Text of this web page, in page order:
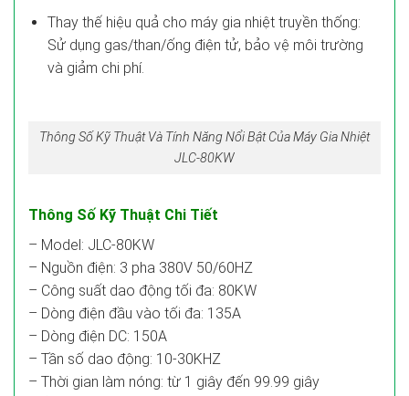
Thay thế hiệu quả cho máy gia nhiệt truyền thống:
Sử dụng gas/than/ống điện tử, bảo vệ môi trường
và giảm chi phí.
Thông Số Kỹ Thuật Và Tính Năng Nổi Bật Của Máy Gia Nhiệt
JLC-80KW
Thông Số Kỹ Thuật Chi Tiết
– Model: JLC-80KW
– Nguồn điện: 3 pha 380V 50/60HZ
– Công suất dao động tối đa: 80KW
– Dòng điện đầu vào tối đa: 135A
– Dòng điện DC: 150A
– Tần số dao động: 10-30KHZ
– Thời gian làm nóng: từ 1 giây đến 99.99 giây